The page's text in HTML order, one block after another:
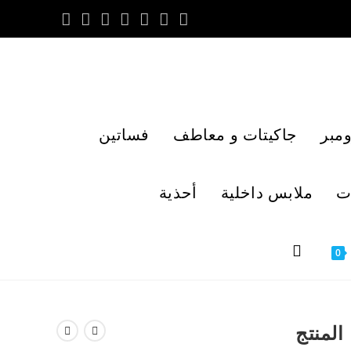
جاكيتات و معاطف فساتين
ملابس داخلية أحذية
0
المنتج